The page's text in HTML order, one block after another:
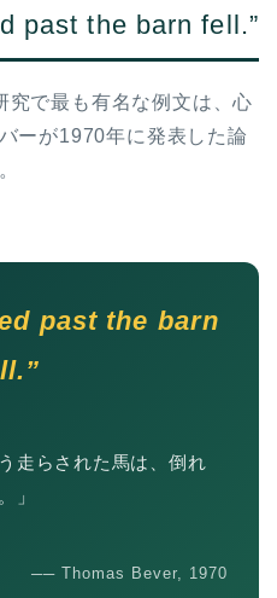
past the barn fell.”
で最も有名な例文は、心
ーが1970年に発表した論
past the barn
走らされた馬は、倒れ
」
── Thomas Bever, 1970